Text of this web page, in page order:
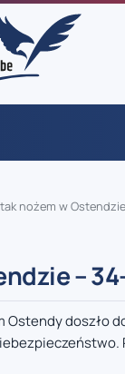
nożem w
–
doszło